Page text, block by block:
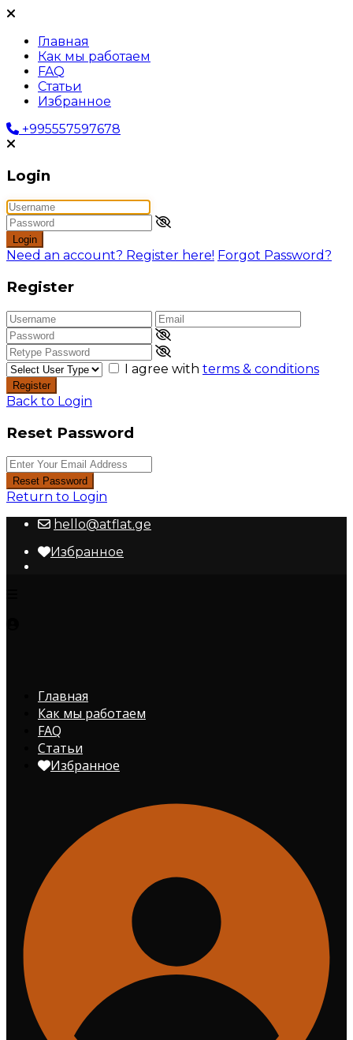
Главная
Как мы работаем
FAQ
Статьи
Избранное
+995557597678
Login
Login
Need an account? Register here! Forgot Password?
Register
I agree with terms & conditions
Register
Back to Login
Reset Password
Reset Password
Return to Login
hello@atflat.ge
Избранное
Главная
Как мы работаем
FAQ
Статьи
Избранное